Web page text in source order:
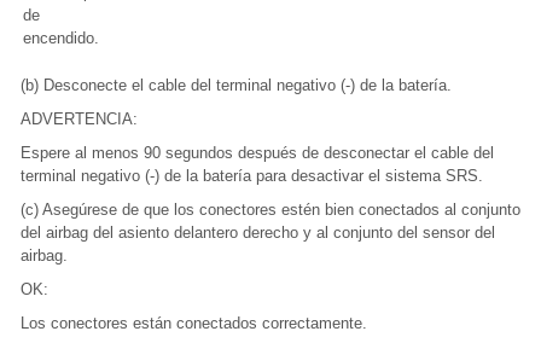
de
encendido.
(b) Desconecte el cable del terminal negativo (-) de la batería.
ADVERTENCIA:
Espere al menos 90 segundos después de desconectar el cable del
terminal negativo (-) de la batería para desactivar el sistema SRS.
(c) Asegúrese de que los conectores estén bien conectados al conjunto
del airbag del asiento delantero derecho y al conjunto del sensor del
airbag.
OK:
Los conectores están conectados correctamente.